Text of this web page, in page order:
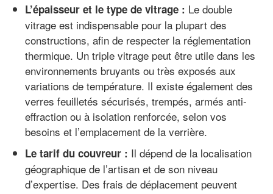
L’épaisseur et le type de vitrage : Le double
vitrage est indispensable pour la plupart des
constructions, afin de respecter la réglementation
thermique. Un triple vitrage peut être utile dans les
environnements bruyants ou très exposés aux
variations de température. Il existe également des
verres feuilletés sécurisés, trempés, armés anti-
effraction ou à isolation renforcée, selon vos
besoins et l’emplacement de la verrière.
Le tarif du couvreur : Il dépend de la localisation
géographique de l’artisan et de son niveau
d’expertise. Des frais de déplacement peuvent